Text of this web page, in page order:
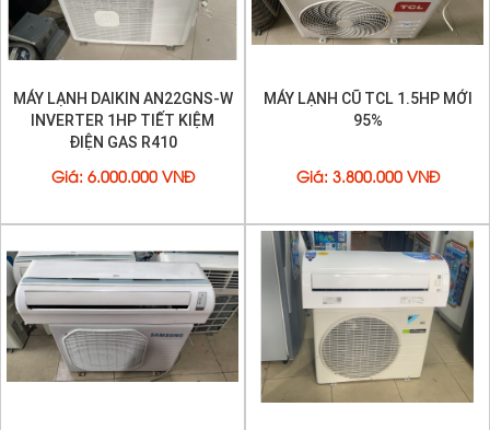
MÁY LẠNH DAIKIN AN22GNS-W
INVERTER 1HP TIẾT KIỆM
ĐIỆN GAS R410
Giá: 6.000.000 VNĐ
MÁY LẠNH CŨ TCL 1.5HP MỚI
95%
Giá: 3.800.000 VNĐ